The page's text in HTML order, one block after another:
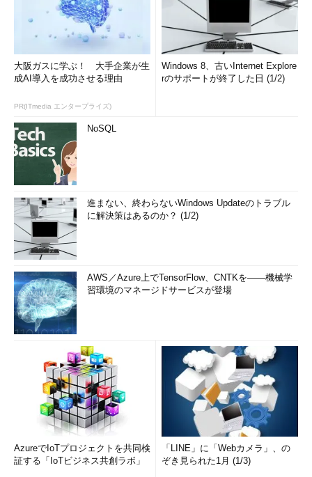
大阪ガスに学ぶ！ 大手企業が生
成AI導入を成功させる理由
PR(ITmedia エンタープライズ)
Windows 8、古いInternet Explore
rのサポートが終了した日 (1/2)
NoSQL
進まない、終わらないWindows Updateのトラブル
に解決策はあるのか？ (1/2)
AWS／Azure上でTensorFlow、CNTKを――機械学
習環境のマネージドサービスが登場
AzureでIoTプロジェクトを共同検
証する「IoTビジネス共創ラボ」
「LINE」に「Webカメラ」、の
ぞき見られた1月 (1/3)